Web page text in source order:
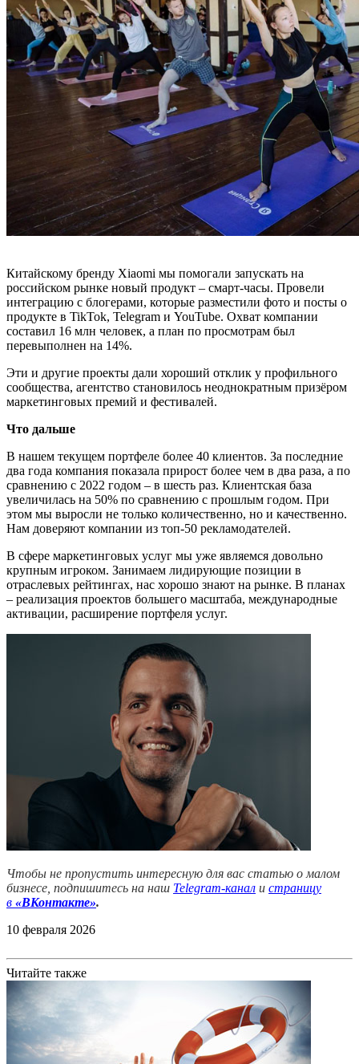
Китайскому бренду Xiaomi мы помогали запускать на
российском рынке новый продукт – смарт-часы. Провели
интеграцию с блогерами, которые разместили фото и посты о
продукте в TikTok, Telegram и YouTube. Охват компании
составил 16 млн человек, а план по просмотрам был
перевыполнен на 14%.
Эти и другие проекты дали хороший отклик у профильного
сообщества, агентство становилось неоднократным призёром
маркетинговых премий и фестивалей.
Что дальше
В нашем текущем портфеле более 40 клиентов. За последние
два года компания показала прирост более чем в два раза, а по
сравнению с 2022 годом – в шесть раз. Клиентская база
увеличилась на 50% по сравнению с прошлым годом. При
этом мы выросли не только количественно, но и качественно.
Нам доверяют компании из топ-50 рекламодателей.
В сфере маркетинговых услуг мы уже являемся довольно
крупным игроком. Занимаем лидирующие позиции в
отраслевых рейтингах, нас хорошо знают на рынке. В планах
– реализация проектов большего масштаба, международные
активации, расширение портфеля услуг.
Чтобы не пропустить интересную для вас статью о малом
бизнесе, подпишитесь на наш Telegram-канал и страницу
в «ВКонтакте».
10 февраля 2026
Читайте также